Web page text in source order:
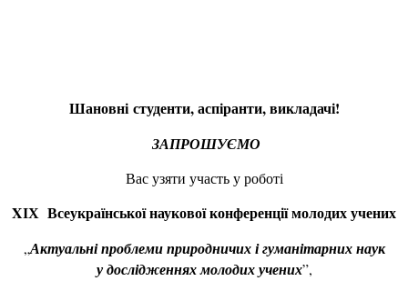
Шановністуденти, аспіранти, викладачі!
ЗАПРОШУЄМО
Вас узяти участь у роботі
XІХ Всеукраїнської наукової конференції молодих учених
„Актуальні проблеми природничих і гуманітарних наук
у дослідженнях молодих учених”,